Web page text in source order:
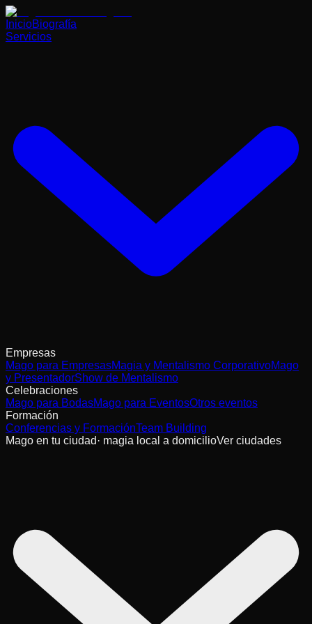
InicioBiografía
Servicios
Empresas
Mago para EmpresasMagia y Mentalismo CorporativoMago
y PresentadorShow de Mentalismo
Celebraciones
Mago para BodasMago para EventosOtros eventos
Formación
Conferencias y FormaciónTeam Building
Mago en tu ciudad · magia local a domicilioVer ciudades